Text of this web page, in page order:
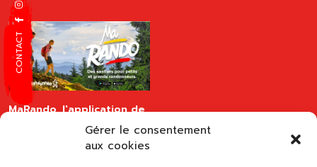
Gérer le consentement
aux cookies
CONTACT
MaRando, l'application de
la FFRandonnée
disponible sur les stores